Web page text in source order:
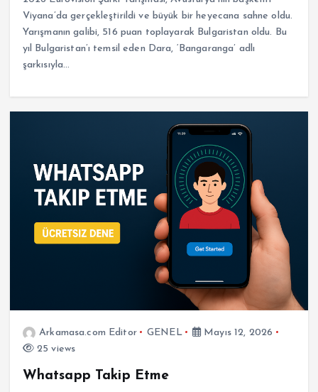
Viyana’da gerçekleştirildi ve büyük bir heyecana sahne oldu.
Yarışmanın galibi, 516 puan toplayarak Bulgaristan oldu. Bu
yıl Bulgaristan’ı temsil eden Dara, ‘Bangaranga’ adlı
şarkısıyla…
Arkamasa.com Editor GENEL
Mayıs 12, 2026
25 views
Whatsapp Takip Etme